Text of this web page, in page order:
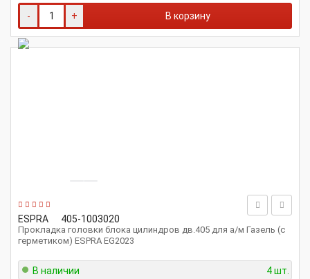
- + В корзину
ESPRA 405-1003020
Прокладка головки блока цилиндров дв.405 для а/м Газель (с
герметиком) ESPRA EG2023
В наличии 4 шт.